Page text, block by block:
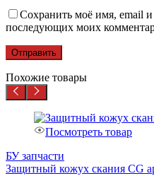
Сохранить моё имя, email и
последующих моих
Похожие товары
Посмотреть товар
БУ запчасти
Защитный кожух скания CG